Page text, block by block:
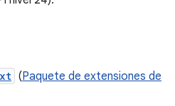
(Paquete de extensiones de